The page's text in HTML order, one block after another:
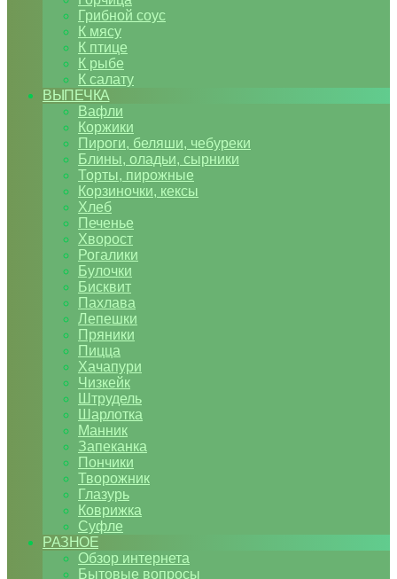
Грибной соус
К мясу
К птице
К рыбе
К салату
ВЫПЕЧКА
Вафли
Коржики
Пироги, беляши, чебуреки
Блины, оладьи, сырники
Торты, пирожные
Корзиночки, кексы
Хлеб
Печенье
Хворост
Рогалики
Булочки
Бисквит
Пахлава
Лепешки
Пряники
Пицца
Хачапури
Чизкейк
Штрудель
Шарлотка
Манник
Запеканка
Пончики
Творожник
Глазурь
Коврижка
Суфле
РАЗНОЕ
Обзор интернета
Бытовые вопросы